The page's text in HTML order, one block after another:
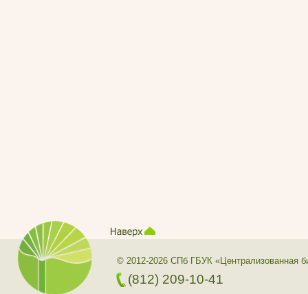
© 2012-2026 СПб ГБУК «Централизованная
(812) 209-10-41